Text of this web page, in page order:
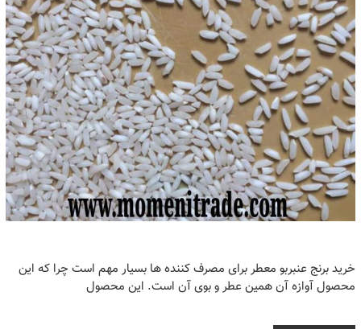
خرید برنج عنبربو معطر برای مصرف کننده ها بسیار مهم است چرا که این
محصول آوازه آن همین عطر و بوی آن است. این محصول